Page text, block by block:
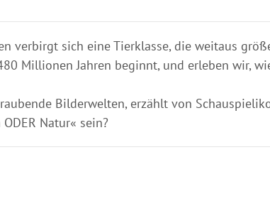
verbirgt sich eine Tierklasse, die weitaus
Millionen Jahren beginnt, und erleben wir,
Bilderwelten, erzählt von
Natur« sein?